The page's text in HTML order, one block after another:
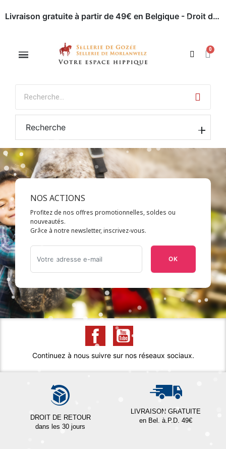
Livraison gratuite à partir de 49€ en Belgique - Droit de retour dans les 30 jours - Paiement en ligne sécurisé
Recherche
NOS ACTIONS
Profitez de nos offres promotionnelles, soldes ou
nouveautés.
Grâce à notre newsletter, inscrivez-vous.
OK
Continuez à nous suivre sur nos réseaux sociaux.
DROIT DE RETOUR
dans les 30 jours
LIVRAISON GRATUITE
en Bel. à.P.D. 49€